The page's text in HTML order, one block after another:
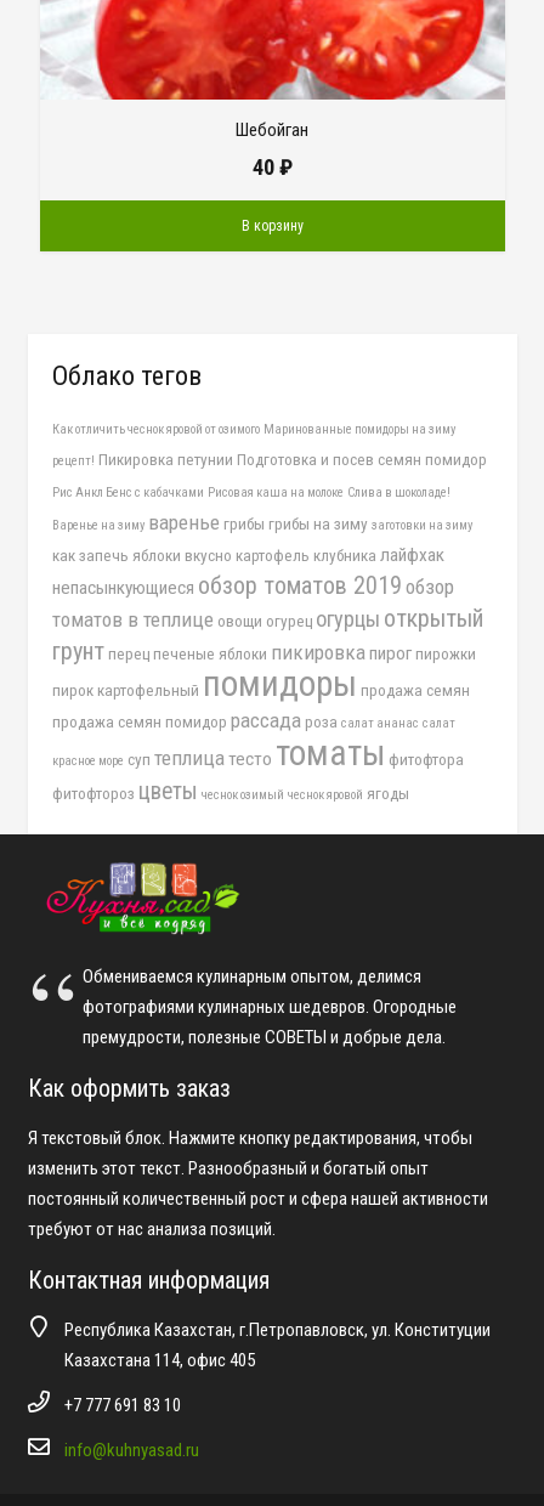
Шебойган
40₽
В корзину
Облако тегов
Как отличить чеснок яровой от озимого Маринованные помидоры на зиму
рецепт! Пикировка петунии Подготовка и посев семян помидор
Рис Анкл Бенс с кабачками Рисовая каша на молоке Слива в шоколаде!
Варенье на зиму варенье грибы грибы на зиму заготовки на зиму
как запечь яблоки вкусно картофель клубника лайфхак
непасынкующиеся обзор томатов 2019 обзор
томатов в теплице овощи огурец огурцы открытый
грунт перец печеные яблоки пикировка пирог пирожки
пирок картофельный помидоры продажа семян
продажа семян помидор рассада роза салат ананас салат
красное море суп теплица тесто томаты фитофтора
фитофтороз цветы чеснок озимый чеснок яровой ягоды
Обмениваемся кулинарным опытом, делимся
фотографиями кулинарных шедевров. Огородные
премудрости, полезные СОВЕТЫ и добрые дела.
Как оформить заказ
Я текстовый блок. Нажмите кнопку редактирования, чтобы
изменить этот текст. Разнообразный и богатый опыт
постоянный количественный рост и сфера нашей активности
требуют от нас анализа позиций.
Контактная информация
Республика Казахстан, г.Петропавловск, ул. Конституции
Казахстана 114, офис 405
+7 777 691 83 10
info@kuhnyasad.ru